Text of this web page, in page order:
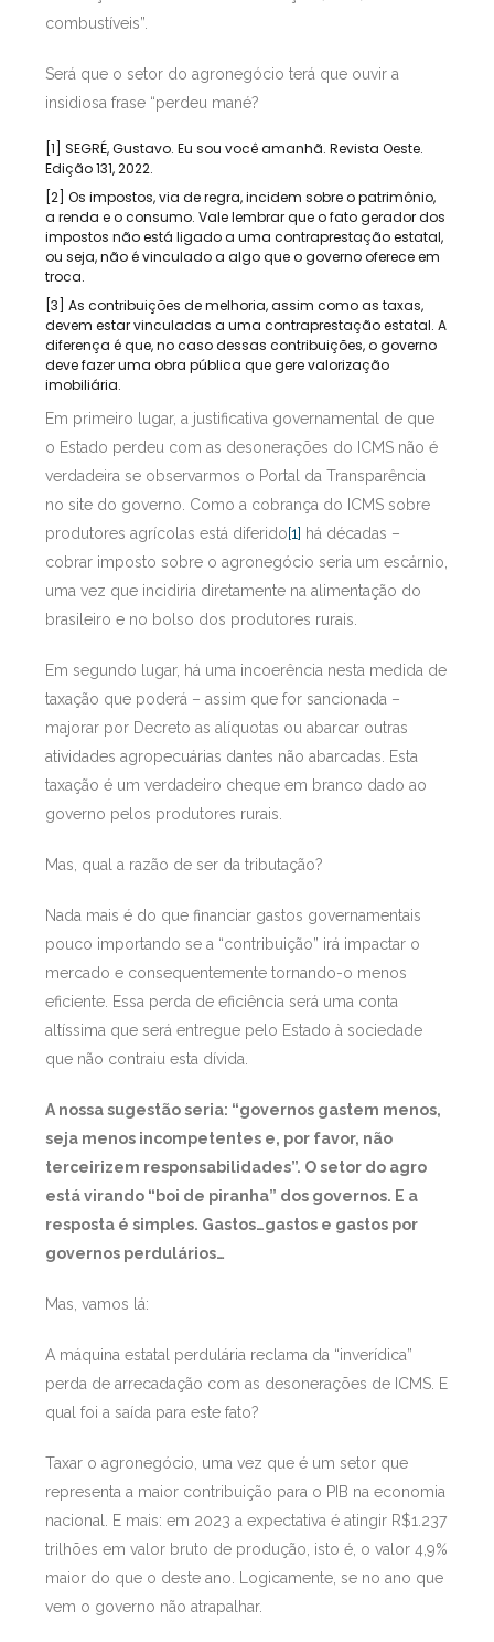
combustíveis”.
Será que o setor do agronegócio terá que ouvir a
insidiosa frase “perdeu mané?
[1] SEGRÉ, Gustavo. Eu sou você amanhã. Revista Oeste.
Edição 131, 2022.
[2] Os impostos, via de regra, incidem sobre o patrimônio,
a renda e o consumo. Vale lembrar que o fato gerador dos
impostos não está ligado a uma contraprestação estatal,
ou seja, não é vinculado a algo que o governo oferece em
troca.
[3] As contribuições de melhoria, assim como as taxas,
devem estar vinculadas a uma contraprestação estatal. A
diferença é que, no caso dessas contribuições, o governo
deve fazer uma obra pública que gere valorização
imobiliária.
Em primeiro lugar, a justificativa governamental de que
o Estado perdeu com as desonerações do ICMS não é
verdadeira se observarmos o Portal da Transparência
no site do governo. Como a cobrança do ICMS sobre
produtores agrícolas está diferido[1] há décadas –
cobrar imposto sobre o agronegócio seria um escárnio,
uma vez que incidiria diretamente na alimentação do
brasileiro e no bolso dos produtores rurais.
Em segundo lugar, há uma incoerência nesta medida de
taxação que poderá – assim que for sancionada –
majorar por Decreto as alíquotas ou abarcar outras
atividades agropecuárias dantes não abarcadas. Esta
taxação é um verdadeiro cheque em branco dado ao
governo pelos produtores rurais.
Mas, qual a razão de ser da tributação?
Nada mais é do que financiar gastos governamentais
pouco importando se a “contribuição” irá impactar o
mercado e consequentemente tornando-o menos
eficiente. Essa perda de eficiência será uma conta
altíssima que será entregue pelo Estado à sociedade
que não contraiu esta dívida.
A nossa sugestão seria: “governos gastem menos,
seja menos incompetentes e, por favor, não
terceirizem responsabilidades”. O setor do agro
está virando “boi de piranha” dos governos. E a
resposta é simples. Gastos…gastos e gastos por
governos perdulários…
Mas, vamos lá:
A máquina estatal perdulária reclama da “inverídica”
perda de arrecadação com as desonerações de ICMS. E
qual foi a saída para este fato?
Taxar o agronegócio, uma vez que é um setor que
representa a maior contribuição para o PIB na economia
nacional. E mais: em 2023 a expectativa é atingir R$1.237
trilhões em valor bruto de produção, isto é, o valor 4,9%
maior do que o deste ano. Logicamente, se no ano que
vem o governo não atrapalhar.